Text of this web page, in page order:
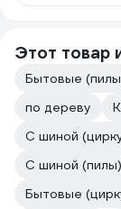
Этот товар
Бытовые
по дереву
С шиной
С шиной (пилы)
Бытовые